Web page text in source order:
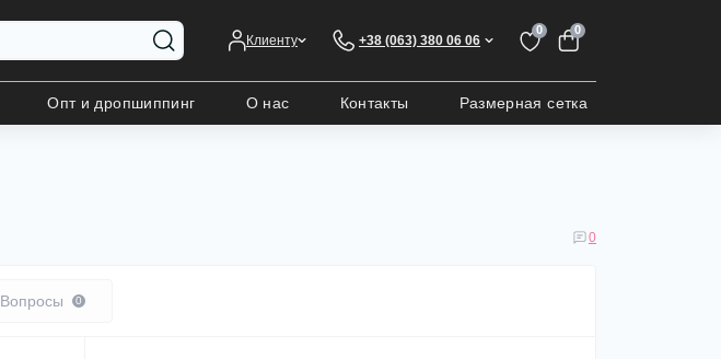
Клиенту +38 (063) 380 06 06
0 0
Опт и дропшиппинг О нас Контакты Размерная сетка
0
Вопросы 0